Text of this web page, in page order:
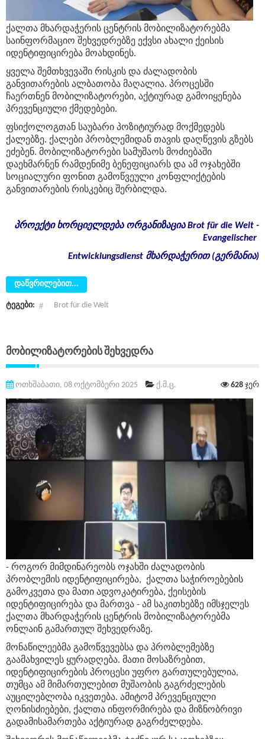
ქალთა მხარდაჭერის ცენტრის მობილიზატორებმა
საინფორმაციო შეხვედრებზე ექვსი ახალი ქეისის
იდენტიფიცირება მოახდინეს.
ყველა შემთხვევაში რისკის და ძალადობის
განვითარების ალბათობა მაღალია. პროცესში
ჩაერთნენ მობილიზატორები, აქტიურად გამოიყენება
პრევენციული ქმედებები.
ფსიქოლოგთან საუბარი პოზიტიურად მოქმედებს
ქალებზე. ქალები პრობლემიდან თავის დაღწევის გზებს
ეძებენ. მობილიზატორები სამუშაოს მოძიებაში
დაეხმარნენ რამდენიმე ბენეფიციარს და ამ ოჯახებში
სოციალური ფონით გამოწვეული კონფლიქტების
განვითარების რისკებიც შერბილდა.
პროექტი ხორციელდება ორგანიზაციაBrot für die Welt -
Evangelischer
Entwicklungsdienst მხარდაჭერით(გერმანია)
დაწვრილებით...
ტეგები: Brot für die Welt
Მობილიზატორების Შეხვედრა
ოთხშაბათი, 08 ოქტომბერი 2025 ქ.მ.ც. 628 ჯერ
- როგორ მიმდინარეობს ოჯახში ძალადობის
პრობლემის იდენტიფიცირება, ქალთა საჭიროებების
გამოკვეთა და მათი ადვოკატირება, ქეისების
იდენტიფიცირება და მართვა - ამ საკითხებზე იმსჯელეს
ქალთა მხარდაჭერის ცენტრის მობილიზატორებმა
ონლაინ გამართულ შეხვედრაზე.
მონაწილეებმა გამოწვევებსა და პრობლემებზე
გაამახვილეს ყურადღება. მათი მოსაზრებით,
იდენტიფიცირების პროცესი უფრო გართულებულია,
თუმცა ამ მიმართულებით მუშაობის გაგრძელების
აუცილებლობა იკვეთება. ამიტომ პრევენციული
ღონისძიებები, ქალთა ინფორმირება და მიზნობრივი
გადამისამართება აქტიურად გაგრძელდება.